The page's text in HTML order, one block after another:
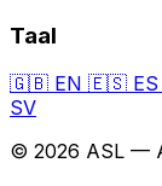
Taal
🇬🇧 EN 🇪🇸 ES
SV
© 2026 ASL —